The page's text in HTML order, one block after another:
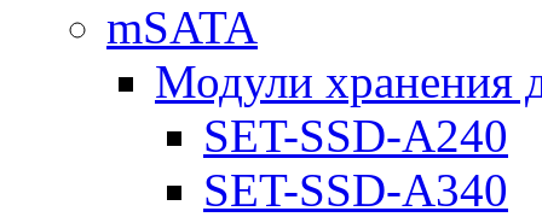
mSATA
Модули хранения
SET-SSD-A240
SET-SSD-A340